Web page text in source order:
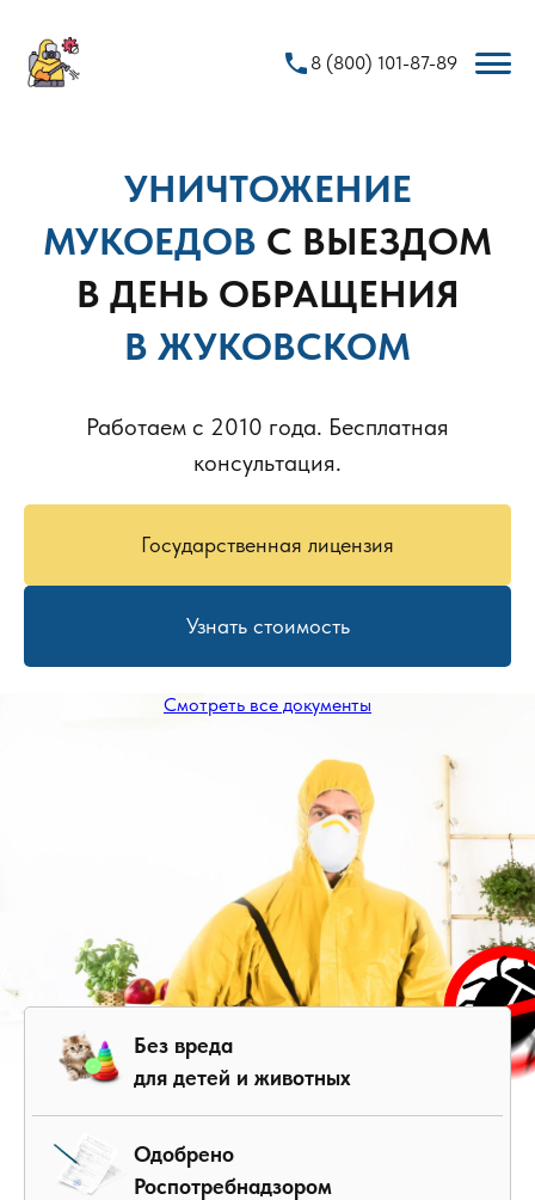
phone 8 (800) 101-87-89
УНИЧТОЖЕНИЕ
МУКОЕДОВ С ВЫЕЗДОМ
В ДЕНЬ ОБРАЩЕНИЯ
В ЖУКОВСКОМ
Работаем с 2010 года. Бесплатная
консультация.
Государственная лицензия
Узнать стоимость
Смотреть все документы
Без вреда
для детей и животных
Одобрено
Роспотребнадзором